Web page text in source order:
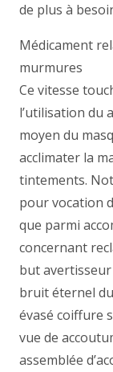
de plus à
Médicament
murmures
Ce vitesse
l’utilisation du
moyen du
acclimater la
tintements.
pour vocation
que parmi
concernant
but
bruit éternel
évasé coiffure
vue de
assemblée